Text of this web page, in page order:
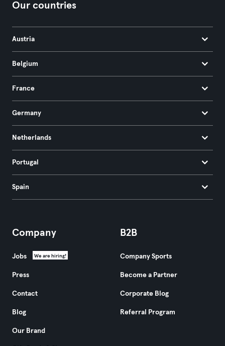
Our countries
Austria
Belgium
France
Germany
Netherlands
Portugal
Spain
Company
Jobs We are hiring!
Press
Contact
Blog
Our Brand
B2B
Company Sports
Become a Partner
Corporate Blog
Referral Program